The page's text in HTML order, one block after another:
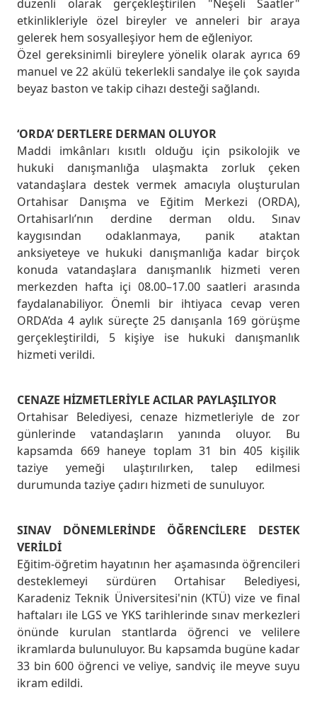
düzenli olarak gerçekleştirilen "Neşeli Saatler"
etkinlikleriyle özel bireyler ve anneleri bir araya
gelerek hem sosyalleşiyor hem de eğleniyor.
Özel gereksinimli bireylere yönelik olarak ayrıca 69
manuel ve 22 akülü tekerlekli sandalye ile çok sayıda
beyaz baston ve takip cihazı desteği sağlandı.
‘ORDA’ DERTLERE DERMAN OLUYOR
Maddi imkânları kısıtlı olduğu için psikolojik ve
hukuki danışmanlığa ulaşmakta zorluk çeken
vatandaşlara destek vermek amacıyla oluşturulan
Ortahisar Danışma ve Eğitim Merkezi (ORDA),
Ortahisarlı’nın derdine derman oldu. Sınav
kaygısından odaklanmaya, panik ataktan
anksiyeteye ve hukuki danışmanlığa kadar birçok
konuda vatandaşlara danışmanlık hizmeti veren
merkezden hafta içi 08.00–17.00 saatleri arasında
faydalanabiliyor. Önemli bir ihtiyaca cevap veren
ORDA’da 4 aylık süreçte 25 danışanla 169 görüşme
gerçekleştirildi, 5 kişiye ise hukuki danışmanlık
hizmeti verildi.
CENAZE HİZMETLERİYLE ACILAR PAYLAŞILIYOR
Ortahisar Belediyesi, cenaze hizmetleriyle de zor
günlerinde vatandaşların yanında oluyor. Bu
kapsamda 669 haneye toplam 31 bin 405 kişilik
taziye yemeği ulaştırılırken, talep edilmesi
durumunda taziye çadırı hizmeti de sunuluyor.
SINAV DÖNEMLERİNDE ÖĞRENCİLERE DESTEK
VERİLDİ
Eğitim-öğretim hayatının her aşamasında öğrencileri
desteklemeyi sürdüren Ortahisar Belediyesi,
Karadeniz Teknik Üniversitesi'nin (KTÜ) vize ve final
haftaları ile LGS ve YKS tarihlerinde sınav merkezleri
önünde kurulan stantlarda öğrenci ve velilere
ikramlarda bulunuluyor. Bu kapsamda bugüne kadar
33 bin 600 öğrenci ve veliye, sandviç ile meyve suyu
ikram edildi.